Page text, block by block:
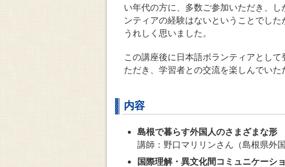
い年代の方に、多数ご参加いただき、
ンティアの経験はないということでし
うれしく思いました。
この講座後に日本語ボランティアとし
ただき、学習者との交流を楽しんでい
内容
島根で暮らす外国人のさまざまな形
講師：野口マリリンさん（島根県外
国際理解・異文化間コミュニケーシ